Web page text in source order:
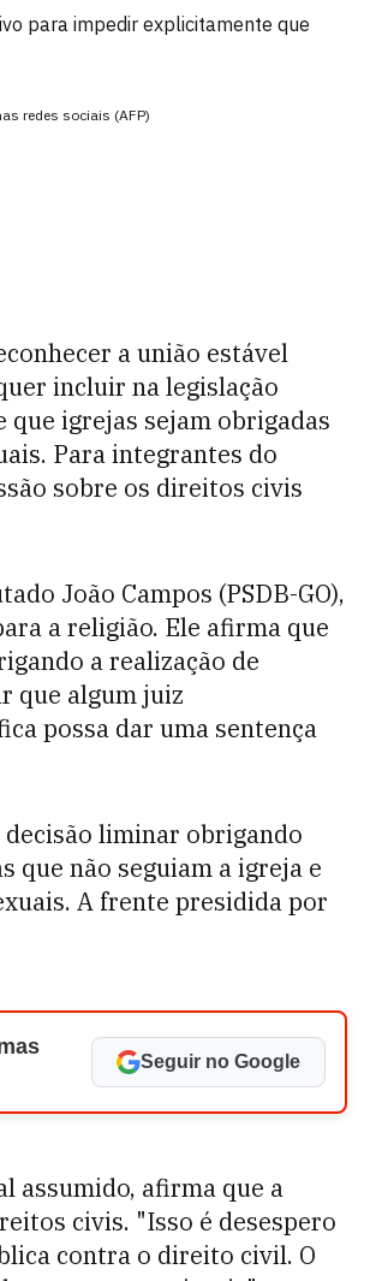
para impedir explicitamente que
redes sociais (AFP)
a união estável
incluir na legislação
igrejas sejam obrigadas
Para integrantes do
sobre os direitos civis
João Campos (PSDB-GO),
a religião. Ele afirma que
a realização de
que algum juiz
possa dar uma sentença
decisão liminar obrigando
que não seguiam a igreja e
A frente presidida por
Seguir no Google
assumido, afirma que a
civis. "Isso é desespero
contra o direito civil. O